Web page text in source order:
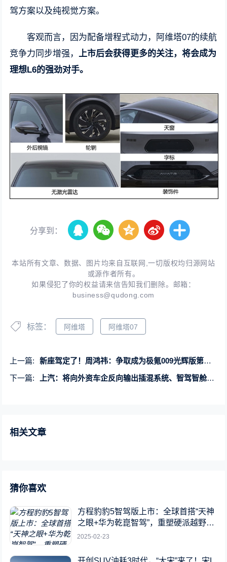
驾方案以及纯视觉方案。
客观而言，因为配备增程式动力，阿维塔07的续航
竞争力同步增强，
上市后会获得更多的关注，将会成为
理想L6的强劲对手。
分享到：
本站所有文章、数据、图片均来自互联网,一切版权均归源网站
或源作者所有。
如果侵犯了你的权益请来信告知我们删除。邮箱：
business@qudong.com
标签： 阿维塔 阿维塔07
上一篇:
新座驾定了！周鸿祎：争取成为极氪009光辉版第一个车主
下一篇:
上汽：将向外资车企反向输出插混系统、智驾智舱等技术
相关文章
猜你喜欢
方程豹豹5智驾版上市：全球首搭“天神
之眼+华为乾崑智驾”，重塑硬派越野新
标杆
2025-02-23